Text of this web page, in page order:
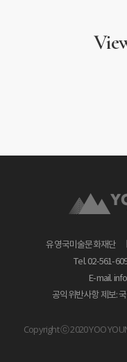
유영국미술문화재단
Tel. 02-561-
E-mail.
공익위반사항 제보:
Copyright ⓒ 2020 YOO